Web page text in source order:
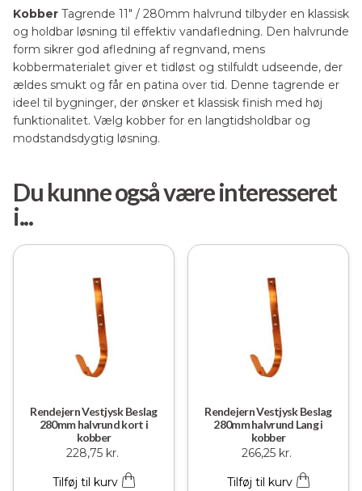
Kobber Tagrende 11″ / 280mm halvrund tilbyder en klassisk
og holdbar løsning til effektiv vandafledning. Den halvrunde
form sikrer god afledning af regnvand, mens
kobbermaterialet giver et tidløst og stilfuldt udseende, der
ældes smukt og får en patina over tid. Denne tagrende er
ideel til bygninger, der ønsker et klassisk finish med høj
funktionalitet. Vælg kobber for en langtidsholdbar og
modstandsdygtig løsning.
Du kunne også være interesseret
i...
Rendejern Vestjysk Beslag
280mm halvrund kort i
kobber
228,75 kr.
Tilføj til kurv
Rendejern Vestjysk Beslag
280mm halvrund Lang i
kobber
266,25 kr.
Tilføj til kurv